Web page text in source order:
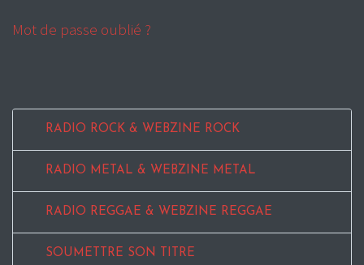
Mot de passe oublié ?
RADIO ROCK & WEBZINE ROCK
RADIO METAL & WEBZINE METAL
RADIO REGGAE & WEBZINE REGGAE
SOUMETTRE SON TITRE